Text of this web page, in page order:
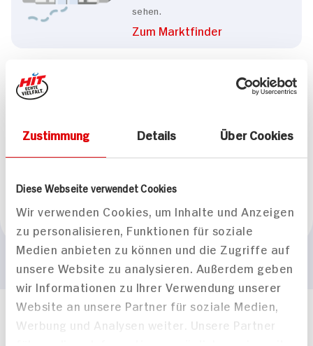
Zustimmung Details Über Cookies
Diese Webseite verwendet Cookies
Wir verwenden Cookies, um Inhalte und Anzeigen
zu personalisieren, Funktionen für soziale
Medien anbieten zu können und die Zugriffe auf
unsere Website zu analysieren. Außerdem geben
wir Informationen zu Ihrer Verwendung unserer
Website an unsere Partner für soziale Medien,
Werbung und Analysen weiter. Unsere Partner
führen diese Informationen möglicherweise mit
sehen.
Zum Marktfinder
Marke
Sebamed
Herkunftsland
Deutschland
Häufig gestellte Fragen